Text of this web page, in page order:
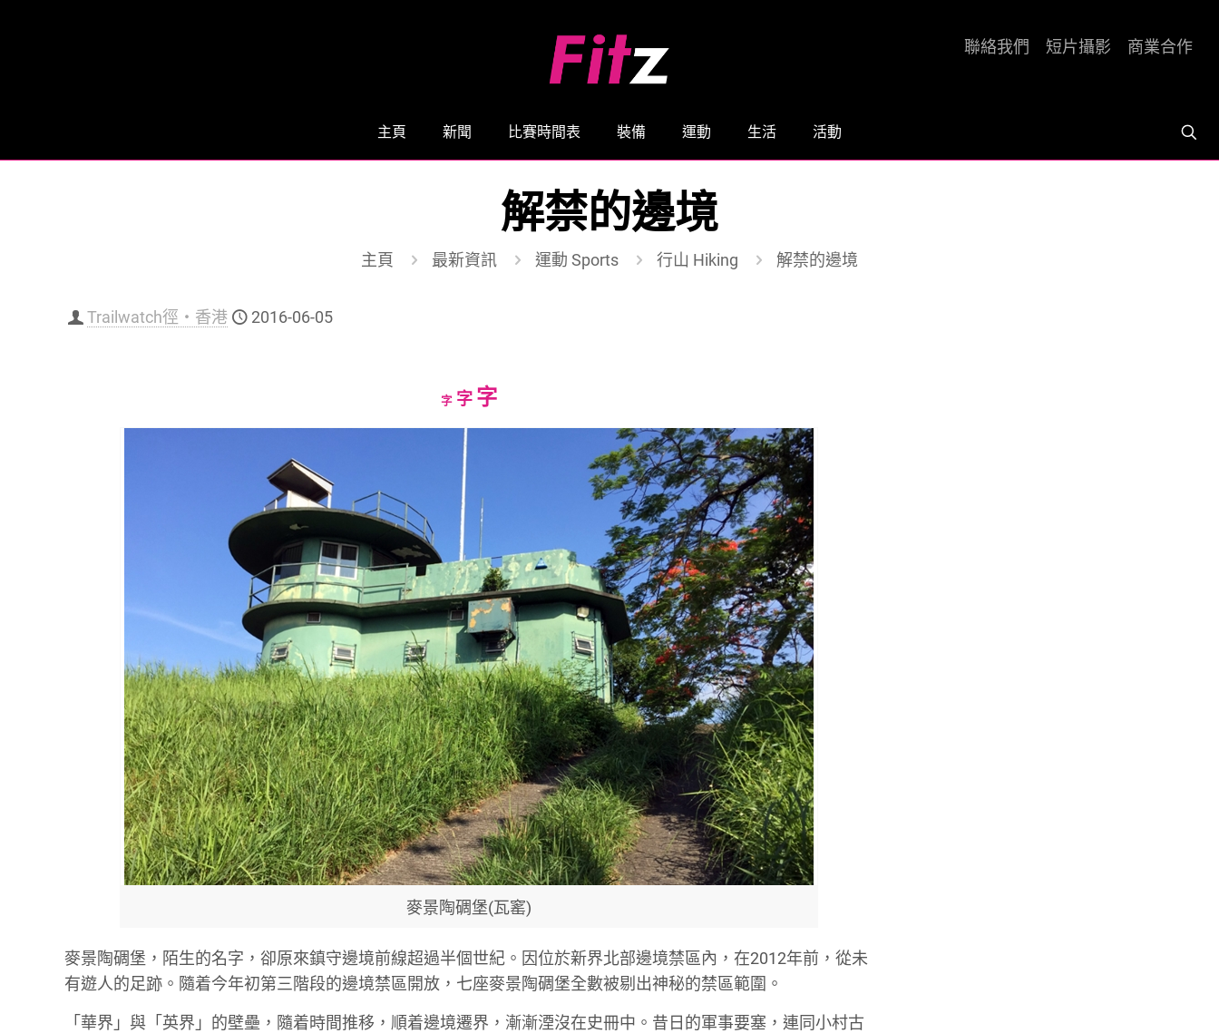
主頁 新聞 比賽時間表 裝備 運動 生活 活動
聯絡我們 短片攝影 商業合作
解禁的邊境
主頁 最新資訊 運動 Sports 行山 Hiking 解禁的邊境
Trailwatch徑‧香港 2016-06-05
字Decrease
size.
字Reset
字Increase
font
麥景陶碉堡(瓦窰)
麥景陶碉堡，陌生的名字，卻原來鎮守邊境前線超過半個世紀。因位於新界北部邊境禁區內，在2012年前，從未
有遊人的足跡。隨着今年初第三階段的邊境禁區開放，七座麥景陶碉堡全數被剔出神秘的禁區範圍。
「華界」與「英界」的壁壘，隨着時間推移，順着邊境遷界，漸漸湮沒在史冊中。昔日的軍事要塞，連同小村古